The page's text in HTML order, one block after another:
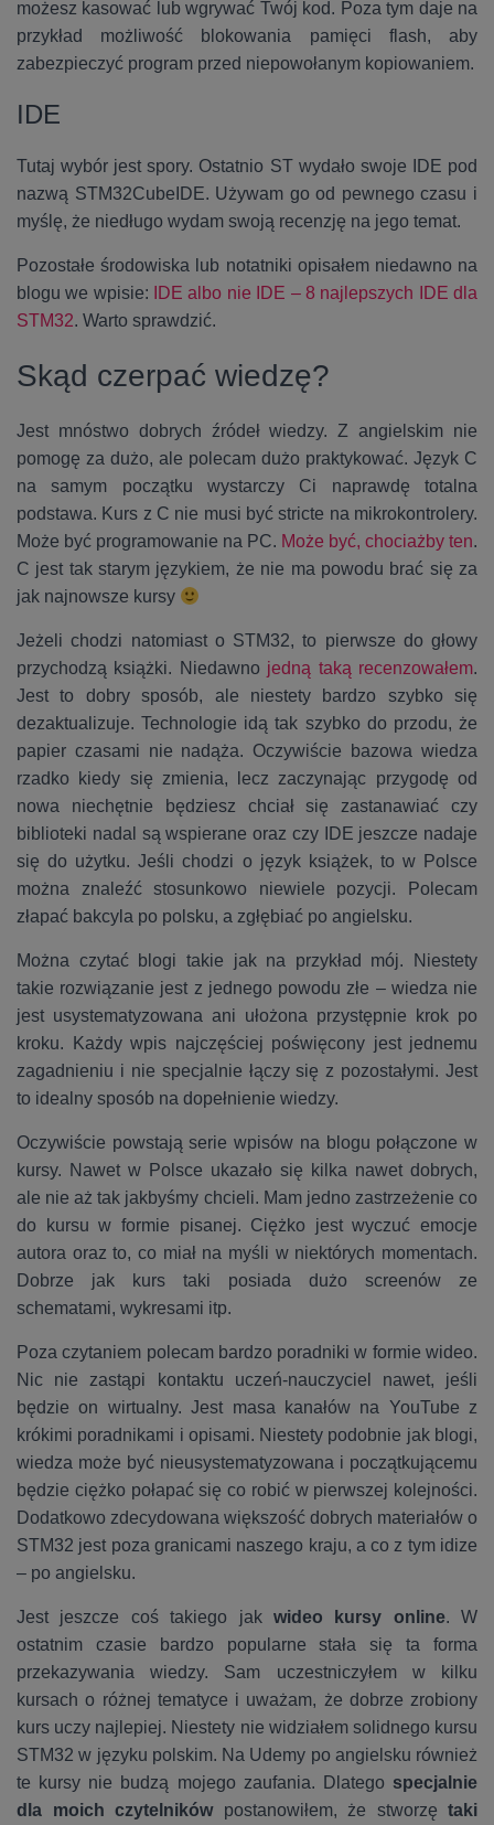
możesz kasować lub wgrywać Twój kod. Poza tym daje na
przykład możliwość blokowania pamięci flash, aby
zabezpieczyć program przed niepowołanym kopiowaniem.
IDE
Tutaj wybór jest spory. Ostatnio ST wydało swoje IDE pod
nazwą STM32CubeIDE. Używam go od pewnego czasu i
myślę, że niedługo wydam swoją recenzję na jego temat.
Pozostałe środowiska lub notatniki opisałem niedawno na
blogu we wpisie:
IDE albo nie IDE – 8 najlepszych IDE dla
STM32. Warto sprawdzić.
Skąd czerpać wiedzę?
Jest mnóstwo dobrych źródeł wiedzy. Z angielskim nie
pomogę za dużo, ale polecam dużo praktykować. Język C
na samym początku wystarczy Ci naprawdę totalna
podstawa. Kurs z C nie musi być stricte na mikrokontrolery.
Może być programowanie na PC. Może być, chociażby ten.
C jest tak starym językiem, że nie ma powodu brać się za
jak najnowsze kursy
Jeżeli chodzi natomiast o STM32, to pierwsze do głowy
przychodzą książki. Niedawno jedną taką recenzowałem.
Jest to dobry sposób, ale niestety bardzo szybko się
dezaktualizuje. Technologie idą tak szybko do przodu, że
papier czasami nie nadąża. Oczywiście bazowa wiedza
rzadko kiedy się zmienia, lecz zaczynając przygodę od
nowa niechętnie będziesz chciał się zastanawiać czy
biblioteki nadal są wspierane oraz czy IDE jeszcze nadaje
się do użytku. Jeśli chodzi o język książek, to w Polsce
można znaleźć stosunkowo niewiele pozycji. Polecam
złapać bakcyla po polsku, a zgłębiać po angielsku.
Można czytać blogi takie jak na przykład mój. Niestety
takie rozwiązanie jest z jednego powodu złe – wiedza nie
jest usystematyzowana ani ułożona przystępnie krok po
kroku. Każdy wpis najczęściej poświęcony jest jednemu
zagadnieniu i nie specjalnie łączy się z pozostałymi. Jest
to idealny sposób na dopełnienie wiedzy.
Oczywiście powstają serie wpisów na blogu połączone w
kursy. Nawet w Polsce ukazało się kilka nawet dobrych,
ale nie aż tak jakbyśmy chcieli. Mam jedno zastrzeżenie co
do kursu w formie pisanej. Ciężko jest wyczuć emocje
autora oraz to, co miał na myśli w niektórych momentach.
Dobrze jak kurs taki posiada dużo screenów ze
schematami, wykresami itp.
Poza czytaniem polecam bardzo poradniki w formie wideo.
Nic nie zastąpi kontaktu uczeń-nauczyciel nawet, jeśli
będzie on wirtualny. Jest masa kanałów na YouTube z
krókimi poradnikami i opisami. Niestety podobnie jak blogi,
wiedza może być nieusystematyzowana i początkującemu
będzie ciężko połapać się co robić w pierwszej kolejności.
Dodatkowo zdecydowana większość dobrych materiałów o
STM32 jest poza granicami naszego kraju, a co z tym idize
– po angielsku.
Jest jeszcze coś takiego jak wideo kursy online. W
ostatnim czasie bardzo popularne stała się ta forma
przekazywania wiedzy. Sam uczestniczyłem w kilku
kursach o różnej tematyce i uważam, że dobrze zrobiony
kurs uczy najlepiej. Niestety nie widziałem solidnego kursu
STM32 w języku polskim. Na Udemy po angielsku również
te kursy nie budzą mojego zaufania. Dlatego specjalnie
dla moich czytelników postanowiłem, że stworzę taki